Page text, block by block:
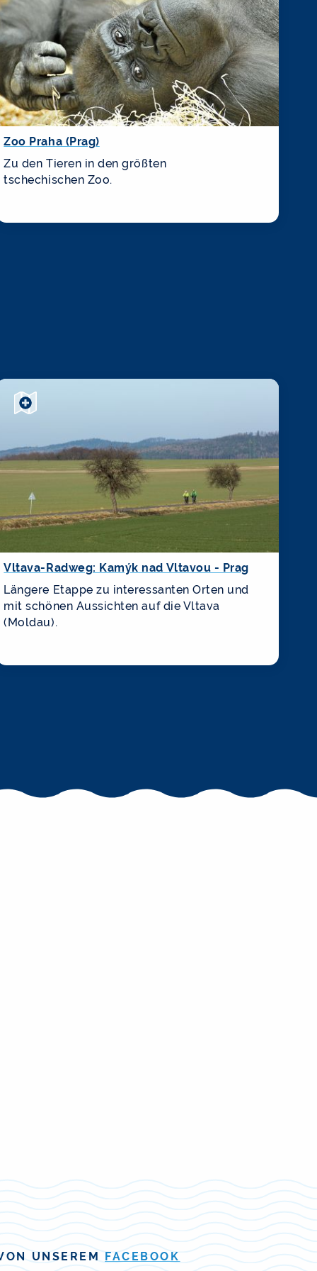
Zoo Praha (Prag)
Zu den Tieren in den größten
tschechischen Zoo.
Vltava-Radweg: Kamýk nad Vltavou - Prag
Längere Etappe zu interessanten Orten und
mit schönen Aussichten auf die Vltava
(Moldau).
UNSEREM FACEBOOK